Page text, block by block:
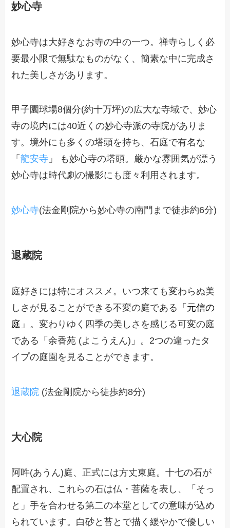
妙心寺
妙心寺は大好きなお寺の中の一つ。禅寺らしく必
要最小限で無駄なものがなく、簡素な中に完成さ
れた美しさがあります。
甲子園球場8個分(約十万坪)の広大な寺域で、妙心
寺の境内には40近くの妙心寺派の寺院がありま
す。境外にも多くの塔頭を持ち、石庭で有名な
「龍安寺 」 も妙心寺の塔頭。厳かな雰囲気が漂う
妙心寺は時代劇の撮影にも度々利用されます。
妙心寺(法金剛院から妙心寺の南門まで徒歩約6分)
退蔵院
庭好きには特にオススメ。いつ来ても変わらぬ美
しさが見ることができる不変の庭である 「元信の
庭」 。変わりゆく四季の美しさを感じる可変の庭
である「余香苑 (よこうえん)」。2つの違ったタ
イプの庭園を見ることができます。
退蔵院 (法金剛院から徒歩約8分)
大心院
阿吽(あうん)庭、正式には方丈東庭。十七の石が
配置され、これらの石は仏・菩薩を表し、「そっ
と」手を合わせる第二の本堂としての意味が込め
られています。白砂と苔とで描く緩やかで優しい